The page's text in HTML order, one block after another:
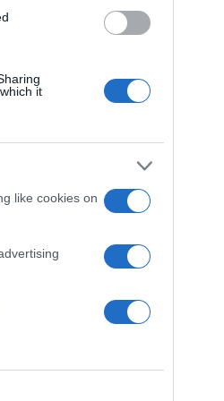
it
like cookies on
είναι πιθανό
Μεγάλη
του Πάσχαείναι
προϋπόθεση
νέα άνοδο.
αγορές
τις
κίνησης
τα σημερινά
να φτάσει στα
αναμένεται